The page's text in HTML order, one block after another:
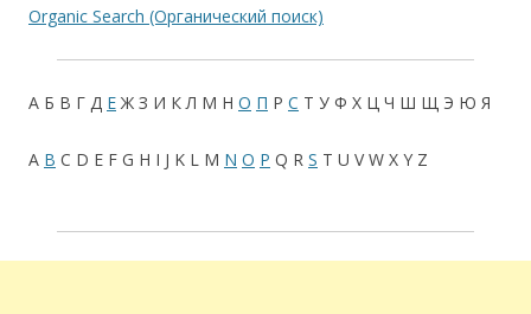
Organic Search (Органический поиск)
А Б В Г Д Е Ж З И КЛ М Н О П Р С Т У Ф Х Ц Ч Ш Щ Э Ю Я
A B C D E F G H I J K L M N O P Q R S T U VW X Y Z